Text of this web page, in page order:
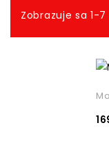
Zobrazuje sa 1-